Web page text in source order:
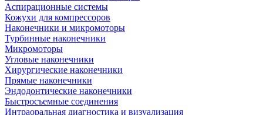
Аспирационные системы
Кожухи для компрессоров
Наконечники и микромоторы
Турбинные наконечники
Микромоторы
Угловые наконечники
Хирургические наконечники
Прямые наконечники
Эндодонтические наконечники
Быстросъемные соединения
Интраоральная диагностика и визуализация